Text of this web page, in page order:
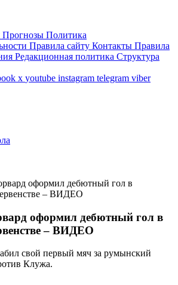
Прогнозы Политика
Правила сайту Контакты Правила
Редакционная политика Структура
x youtube instagram telegram viber
оформил дебютный гол в
– ВИДЕО
оформил дебютный гол в
– ВИДЕО
свой первый мяч за румынский
Клужа.